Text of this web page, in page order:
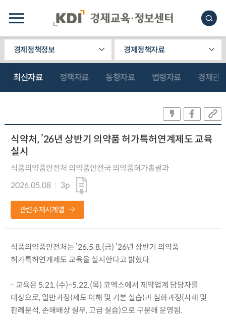
경제정책정보 경제정책자료
최신자료 정책자료 동향자료 법령자료 경제관
식약처, ’26년 상반기 의약품 허가특허연계제도 교육
실시
식품의약품안전처 의약품안전국 의약품허가총괄과
2026.05.08
3p
관련주제시계열
식품의약품안전처는 ’26.5.8.(금) ’26년 상반기 의약품
허가특허연계제도 교육을 실시한다고 밝혔다.
- 교육은 5.21.(수)~5.22.(목) 코엑스에서 제약업계 담당자를
대상으로, 일반과정(제도 이해 및 기본 실습)과 심화과정(사례 및
판례분석, 손해배상 실무, 고급 실습)으로 구분해 운영됨.